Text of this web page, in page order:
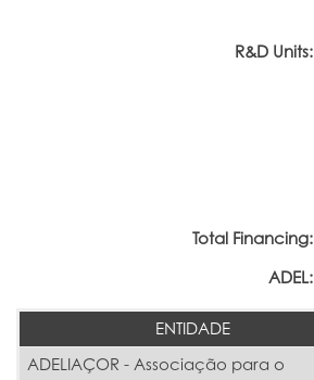
R&D Units:
Total Financing:
ADEL:
ENTIDADE
ADELIAÇOR - Associação para o